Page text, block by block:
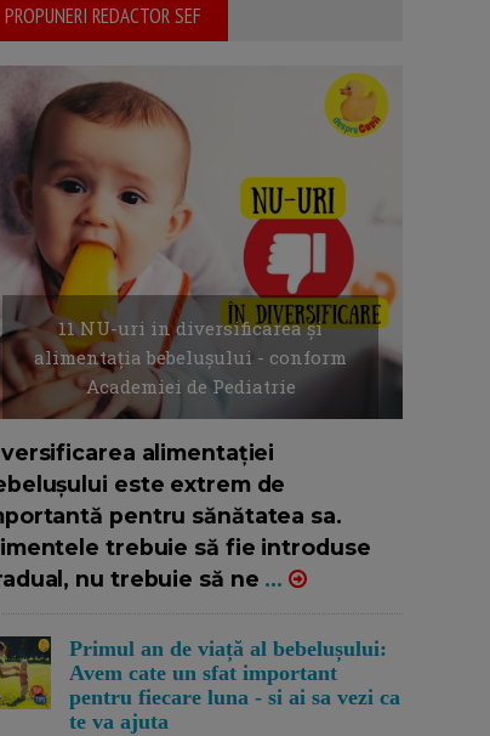
PROPUNERI REDACTOR SEF
11 NU-uri in diversificarea și
alimentația bebelușului - conform
Academiei de Pediatrie
alimentației
este extrem de
pentru sănătatea sa.
trebuie să fie introduse
nu trebuie să ne ...
Primul an de viață al bebelușului:
Avem cate un sfat important
pentru fiecare luna - si ai sa vezi ca
te va ajuta